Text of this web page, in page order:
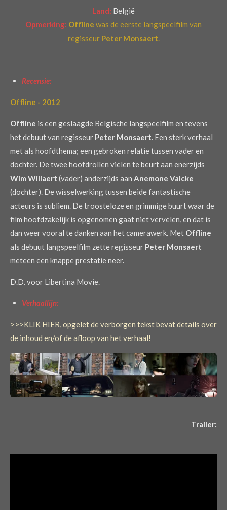
Land: België
Opmerking: Offline was de eerste langspeelfilm van
regisseur Peter Monsaert.
Recensie:
Offline - 2012
Offline is een geslaagde Belgische langspeelfilm en tevens
het debuut van regisseur Peter Monsaert. Een sterk verhaal
met als hoofdthema; een gebroken relatie tussen vader en
dochter. De twee hoofdrollen vielen te beurt aan enerzijds
Wim Willaert (vader) anderzijds aan Anemone Valcke
(dochter). De wisselwerking tussen beide fantastische
acteurs is subliem. De troosteloze en grimmige buurt waar de
film hoofdzakelijk is opgenomen gaat niet vervelen, en dat is
dan weer vooral te danken aan het camerawerk. Met Offline
als debuut langspeelfilm zette regisseur Peter Monsaert
meteen een knappe prestatie neer.
D.D. voor Libertina Movie.
Verhaallijn:
>>>KLIK HIER, opgelet de verborgen tekst bevat details over
de inhoud en/of de afloop van het verhaal!
Trailer: